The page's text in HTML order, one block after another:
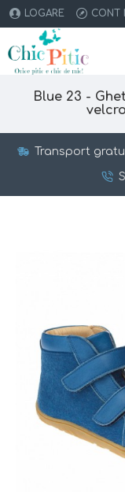
LOGARE CONT
Blue 23 -
Transport